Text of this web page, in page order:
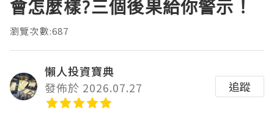
會怎麼樣?三個後果給你警示！
瀏覽次數:687
懶人投資寶典
發佈於 2026.07.27
追蹤